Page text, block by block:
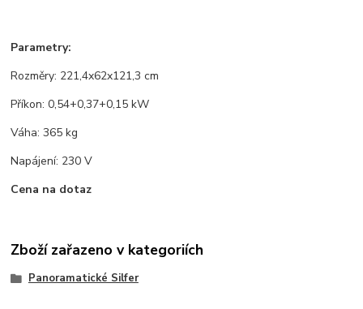
Parametry:
Rozměry: 221,4x62x121,3 cm
Příkon: 0,54+0,37+0,15 kW
Váha: 365 kg
Napájení: 230 V
Cena na dotaz
Zboží zařazeno v kategoriích
Panoramatické Silfer